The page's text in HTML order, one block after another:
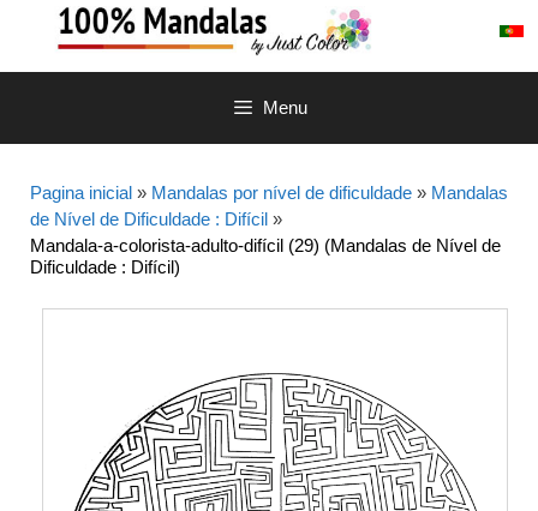
o
Menu
Pagina inicial » Mandalas por nível de dificuldade » Mandalas
de Nível de Dificuldade : Difícil »
Mandala-a-colorista-adulto-difícil (29) (Mandalas de Nível de
Dificuldade : Difícil)